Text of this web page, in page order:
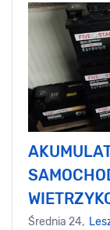
Średnia 24,